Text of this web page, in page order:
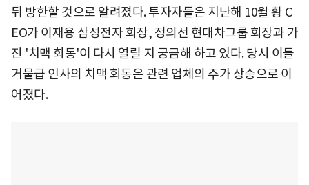
뒤 방한할 것으로 알려졌다. 투자자들은 지난해 10월 황 C
EO가 이재용 삼성전자 회장, 정의선 현대차그룹 회장과 가
진 '치맥 회동'이 다시 열릴 지 궁금해 하고 있다. 당시 이들
거물급 인사의 치맥 회동은 관련 업체의 주가 상승으로 이
어졌다.